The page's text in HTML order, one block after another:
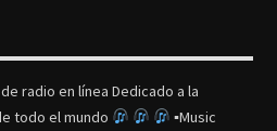
radio en línea Dedicado a la
todo el mundo
▪Music